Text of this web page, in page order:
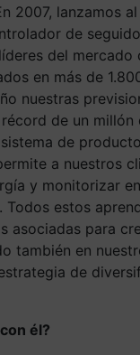
2007, lanzamos
de
del mercado
en más de
nuestras
de un millón
de
a nuestros
y monitorizar
estos
asociadas para
también en
de
él?